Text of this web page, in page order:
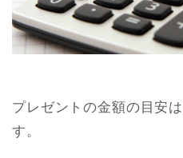
プレゼントの金額の目安は
す。